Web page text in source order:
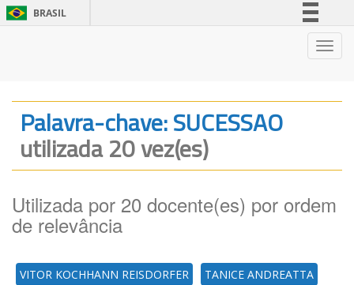
BRASIL
Legislação
Palavra-chave: SUCESSAO
utilizada 20 vez(es)
Utilizada por 20 docente(es) por ordem
de relevância
VITOR KOCHHANN REISDORFER TANICE ANDREATTA